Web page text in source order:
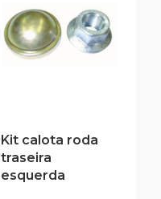
Kit calota roda
traseira
esquerda